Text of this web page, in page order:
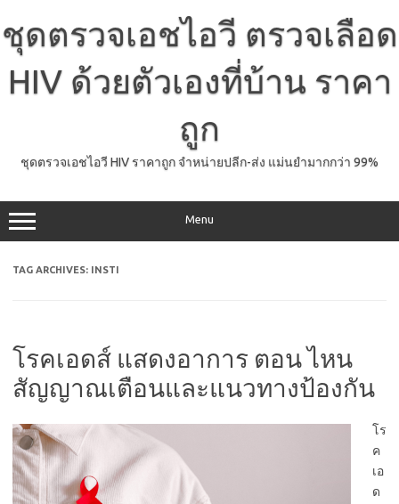
content
ชุดตรวจเอชไอวี ตรวจเลือด
HIV ด้วยตัวเองที่บ้าน ราคา
ถูก
ชุดตรวจเอชไอวี HIV ราคาถูก จำหน่ายปลีก-ส่ง แม่นยำมากกว่า 99%
Menu
TAG ARCHIVES: INSTI
โรคเอดส์ แสดงอาการ ตอน ไหน
สัญญาณเตือนและแนวทางป้องกัน
โร
ค
เอ
ด